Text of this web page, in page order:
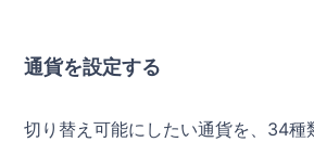
通貨を設定する
切り替え可能にしたい通貨を、34種